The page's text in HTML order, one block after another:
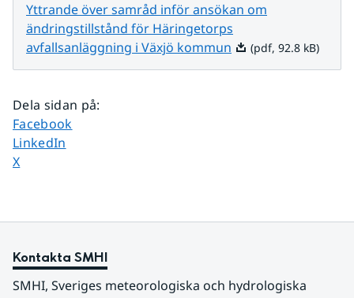
Yttrande över samråd inför ansökan om
ändringstillstånd för Häringetorps
avfallsanläggning i Växjö kommun Pdf, 92.8 kB.
(pdf, 92.8 kB)
Dela sidan på:
Dela sidan på
Facebook
Dela sidan på
LinkedIn
Dela sidan på
X
Kontakta SMHI
SMHI, Sveriges meteorologiska och hydrologiska